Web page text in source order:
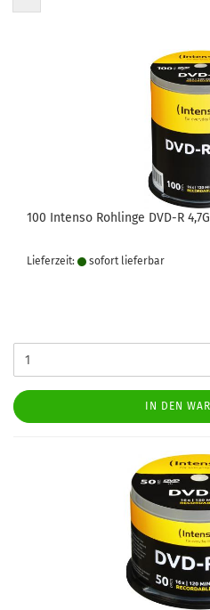
100 Intenso Rohlinge DVD-R
Lieferzeit: sofort lie­fer­bar
IN DEN